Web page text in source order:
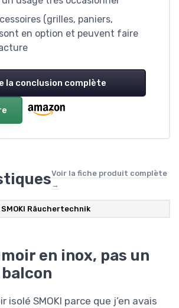
(grilles, paniers,
en option et peuvent faire
la conclusion complète
Voir la fiche produit complète
→
SMOKI Räuchertechnik
en inox, pas un
isolé SMOKI parce que j’en avais